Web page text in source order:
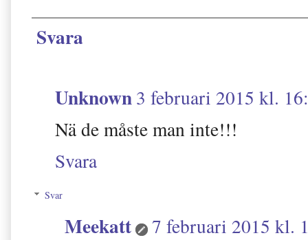
Svara
Unknown3 februari 2015 kl.
Nä de måste man inte!!!
Svara
Svar
Meekatt
7 februari 2015 kl.